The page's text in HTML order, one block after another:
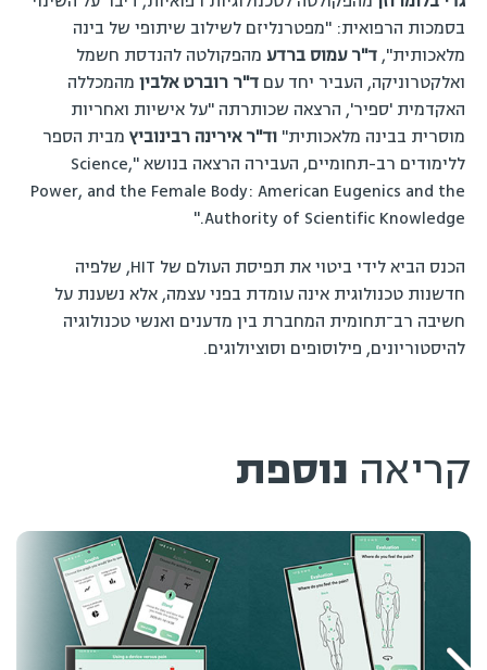
בסמכות הרפואית: "מפטרנליזם לשילוב שיתופי של בינה
מלאכותית",ד"ר עמוס ברדע מהפקולטה להנדסת חשמל
ואלקטרוניקה, העביר יחד עם ד"ר רוברט אלבין מהמכללה
האקדמית 'ספיר', הרצאה שכותרתה "על אישיות ואחריות
מוסרית בבינה מלאכותית" וד"ר אירינה רבינוביץ מבית הספר
ללימודים רב-תחומיים, העבירה הרצאה בנושא "Science,
Power, and the Female Body: American Eugenics and the
Authority of Scientific Knowledge."
הכנס הביא לידי ביטוי את תפיסת העולם של HIT, שלפיה
חדשנות טכנולוגית אינה עומדת בפני עצמה, אלא נשענת על
חשיבה רב־תחומית המחברת בין מדענים ואנשי טכנולוגיה
להיסטוריונים, פילוסופים וסוציולוגים.
קריאה נוספת